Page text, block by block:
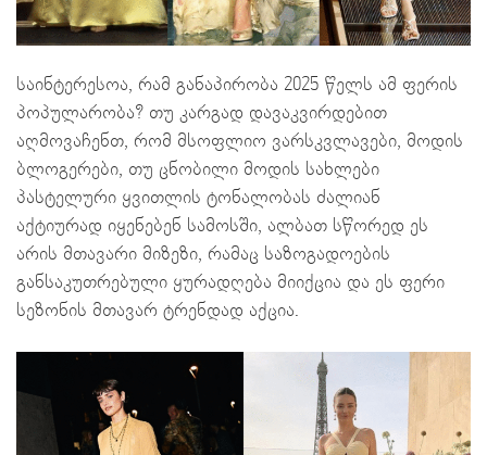
საინტერესოა, რამ განაპირობა 2025 წელს ამ ფერის
პოპულარობა? თუ კარგად დავაკვირდებით
აღმოვაჩენთ, რომ მსოფლიო ვარსკვლავები, მოდის
ბლოგერები, თუ ცნობილი მოდის სახლები
პასტელური ყვითლის ტონალობას ძალიან
აქტიურად იყენებენ სამოსში, ალბათ სწორედ ეს
არის მთავარი მიზეზი, რამაც საზოგადოების
განსაკუთრებული ყურადღება მიიქცია და ეს ფერი
სეზონის მთავარ ტრენდად აქცია.